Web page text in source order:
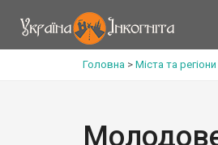
Головна > Міста та регіони